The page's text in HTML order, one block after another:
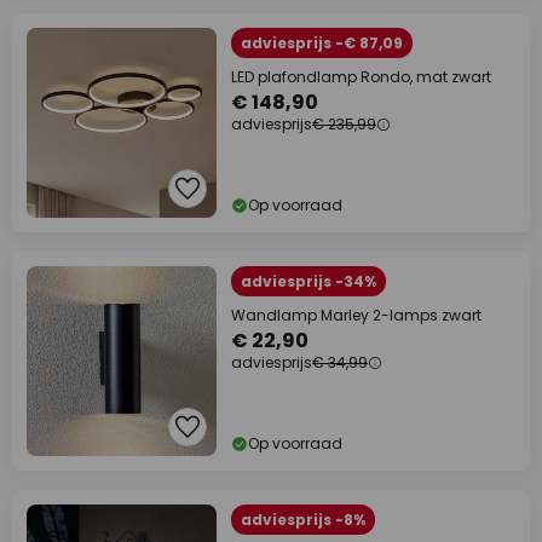
adviesprijs -€ 87,09
LED plafondlamp Rondo, mat zwart
€ 148,90
adviesprijs€ 235,99
Op voorraad
adviesprijs -34%
Wandlamp Marley 2-lamps zwart
€ 22,90
adviesprijs€ 34,99
Op voorraad
adviesprijs -8%